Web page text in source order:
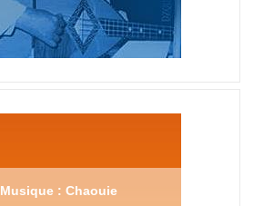
Musique : Chaouie